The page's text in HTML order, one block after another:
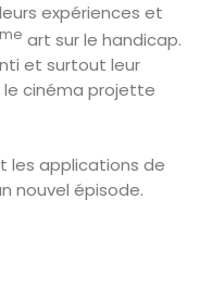
expériences et
art sur le handicap.
et surtout leur
cinéma projette
les applications de
nouvel épisode.